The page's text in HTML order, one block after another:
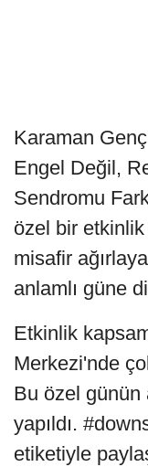
Karaman
Engel Değil,
Sendromu
özel bir
misafir
anlamlı güne
Etkinlik
Merkezi'nde
Bu özel günün
yapıldı.
etiketiyle